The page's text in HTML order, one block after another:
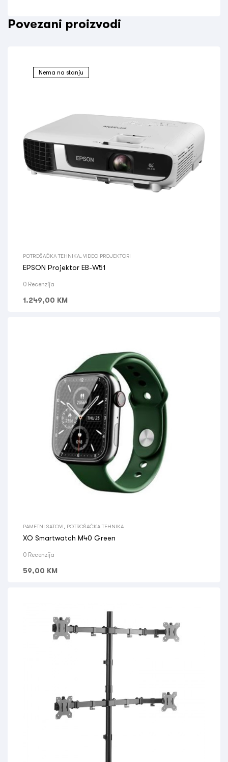
Povezani proizvodi
Nema na stanju
POTROŠAČKA TEHNIKA VIDEO PROJEKTORI
EPSON Projektor EB-W51
0 Recenzija
1.249,00 KM
PAMETNI SATOVI POTROŠAČKA TEHNIKA
XO Smartwatch M40 Green
0 Recenzija
59,00 KM